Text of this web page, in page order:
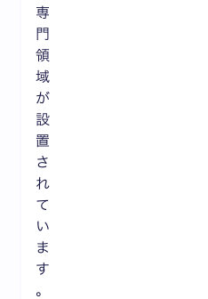
専
門
領
域
が
設
置
さ
れ
て
い
ま
す
。